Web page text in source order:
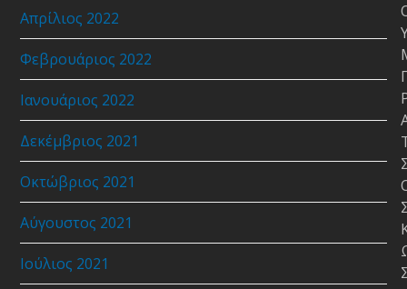
Απρίλιος 2022
Φεβρουάριος 2022
Ιανουάριος 2022
Δεκέμβριος 2021
Οκτώβριος 2021
Αύγουστος 2021
Ιούλιος 2021